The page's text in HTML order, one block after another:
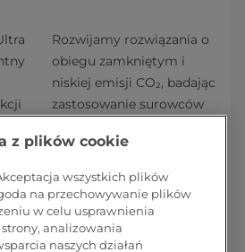
Rozwijamy rozwiązania o
obiegu zamkniętym i
niskiej emisji CO₂, badając
zastosowanie surowców
pozyskiwanych w sposób
odpowiedzialny, aby
ulepszać opakowania dla
żywności i napojów. W
ramach naszego
z plików cookie
wszystkich plików
na przechowywanie plików
w celu usprawnienia
analizowania
naszych działań